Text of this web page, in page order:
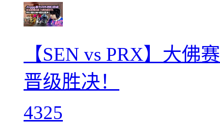
【SEN vs PRX】大佛
晋级胜决！
4325